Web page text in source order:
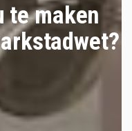
te maken